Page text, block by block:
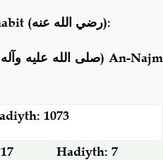
(رضي الله عنه):
صلى الله عليه) An-Najm
1073
Hadiyth: 7